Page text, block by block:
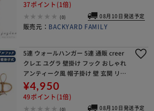
37ポイント(1倍)
(0) 08月10日発送予定
販売元： BACKYARD FAMILY
5連 ウォールハンガー 5連 通販 creer
クレエ ユグラ 壁掛け フック おしゃれ
アンティーク風 帽子掛け 壁 玄関 リビ
ング かわいい 木製 ウッド 籐製 ラタン
ナチュラル アジアン雑貨
¥4,950
49ポイント(1倍)
(0) 08月10日発送予定